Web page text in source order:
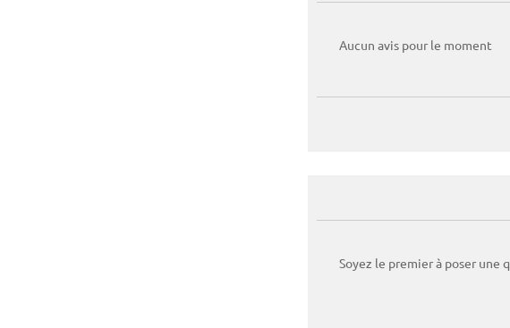
Aucun avis pour le moment
Soyez le premier à poser une